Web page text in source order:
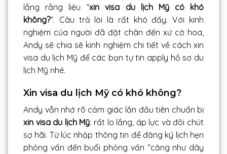
lắng rằng liệu “xin visa du lịch Mỹ có khó
không?“. Câu trả lời là rất khó đấy. Với kinh
nghiệm của người đã đặt chân đến xứ cờ hoa,
Andy sẽ chia sẽ kinh nghiệm chi tiết về cách xin
visa du lịch Mỹ để các bạn tự tin apply hồ sơ du
lịch Mỹ nhé.
Xin visa du lịch Mỹ có khó không?
Andy vẫn nhớ rõ cảm giác lần đầu tiên chuẩn bị
xin visa du lịch Mỹ: rất lo lắng, áp lực và đôi chút
sợ hãi. Từ lúc nhập thông tin để đăng ký lịch hẹn
phỏng vấn đến buổi phỏng vấn “căng như dây